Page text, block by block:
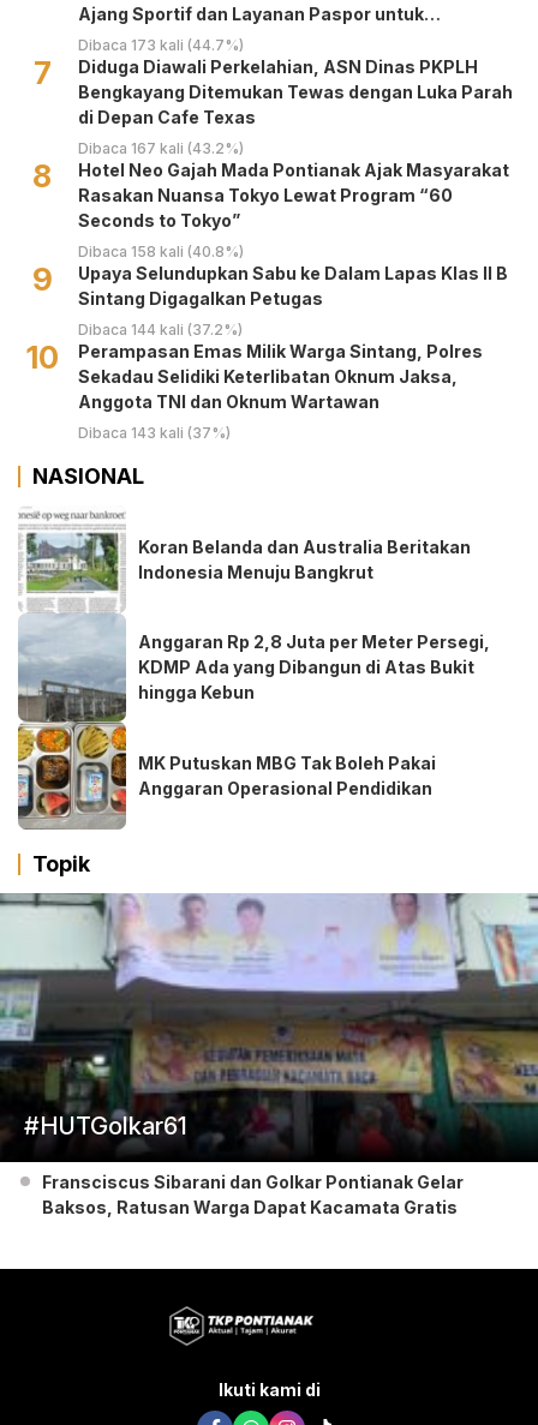
Ajang Sportif dan Layanan Paspor untuk
Masyarakat
Dibaca 173 kali (44.7%)
7
Diduga Diawali Perkelahian, ASN Dinas PKPLH
Bengkayang Ditemukan Tewas dengan Luka Parah
di Depan Cafe Texas
Dibaca 167 kali (43.2%)
8
Hotel Neo Gajah Mada Pontianak Ajak Masyarakat
Rasakan Nuansa Tokyo Lewat Program “60
Seconds to Tokyo”
Dibaca 158 kali (40.8%)
9
Upaya Selundupkan Sabu ke Dalam Lapas Klas II B
Sintang Digagalkan Petugas
Dibaca 144 kali (37.2%)
10
Perampasan Emas Milik Warga Sintang, Polres
Sekadau Selidiki Keterlibatan Oknum Jaksa,
Anggota TNI dan Oknum Wartawan
Dibaca 143 kali (37%)
NASIONAL
Koran Belanda dan Australia Beritakan
Indonesia Menuju Bangkrut
Anggaran Rp 2,8 Juta per Meter Persegi,
KDMP Ada yang Dibangun di Atas Bukit
hingga Kebun
MK Putuskan MBG Tak Boleh Pakai
Anggaran Operasional Pendidikan
Topik
#HUTGolkar61
Fransciscus Sibarani dan Golkar Pontianak Gelar
Baksos, Ratusan Warga Dapat Kacamata Gratis
Ikuti kami di